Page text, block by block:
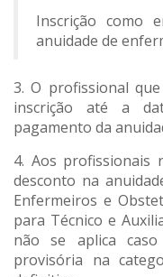
Inscrição como
anuidade de
3. O profissional
inscrição até a
pagamento da
4. Aos profissionais
desconto na
Enfermeiros e
para Técnico e
não se aplica
provisória na